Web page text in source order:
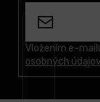
Vložením e-
osobných údajov